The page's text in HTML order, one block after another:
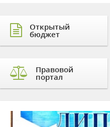
Открытый
бюджет
Правовой
портал